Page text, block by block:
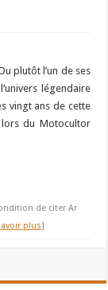
plutôt l’un de ses
légendaire
vingt ans de cette
du Motocultor
de citer Ar
plus]